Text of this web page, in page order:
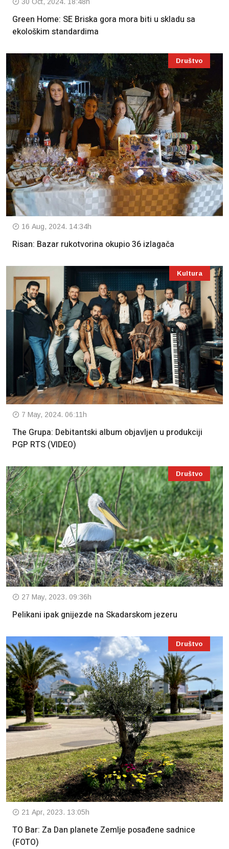
Green Home: SE Briska gora mora biti u skladu sa
ekološkim standardima
Društvo
16 Aug, 2024. 14:34h
Risan: Bazar rukotvorina okupio 36 izlagača
Kultura
7 May, 2024. 06:11h
The Grupa: Debitantski album objavljen u produkciji
PGP RTS (VIDEO)
Društvo
27 May, 2023. 09:36h
Pelikani ipak gnijezde na Skadarskom jezeru
Društvo
21 Apr, 2023. 13:05h
TO Bar: Za Dan planete Zemlje posađene sadnice
(FOTO)